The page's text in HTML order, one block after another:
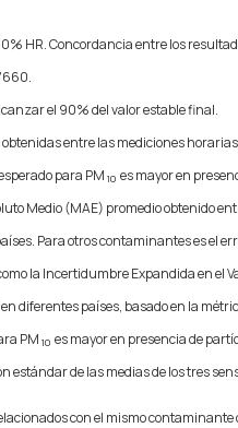
HR. Concordancia entre los
el 90% del valor estable final.
entre las mediciones
para PM 10 es mayor en
Medio (MAE) promedio obtenido
Para otros contaminantes es el
la Incertidumbre Expandida en
diferentes países, basado en la
PM 10 es mayor en presencia de
estándar de las medias de los tres
con el mismo